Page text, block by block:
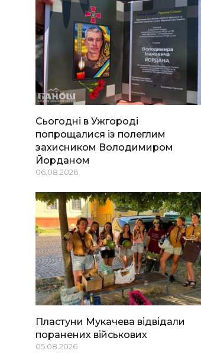
Сьогодні в Ужгороді
попрощалися із полеглим
захисником Володимиром
Йорданом
06.08.2026
Пластуни Мукачева відвідали
поранених військових
05.08.2026